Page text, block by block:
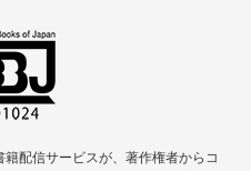
配信サービスが、著作権者からコ